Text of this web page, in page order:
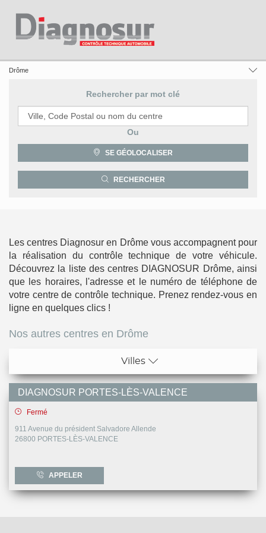
France
Drôme
Rechercher par mot clé
Requête
Ou
SE GÉOLOCALISER
RECHERCHER
Les centres Diagnosur en Drôme vous accompagnent pour
la réalisation du contrôle technique de votre véhicule.
Découvrez la liste des centres DIAGNOSUR Drôme, ainsi
que les horaires, l'adresse et le numéro de téléphone de
votre centre de contrôle technique. Prenez rendez-vous en
ligne en quelques clics !
Nos autres centres en Drôme
Villes
Portes-Les-Valence
DIAGNOSUR PORTES-LÈS-VALENCE
Fermé
911 Avenue du président Salvadore Allende
26800 PORTES-LÈS-VALENCE
APPELER